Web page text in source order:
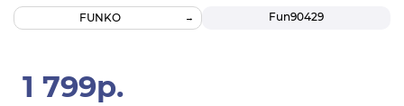
Fun90429
FUNKO
1 799р.